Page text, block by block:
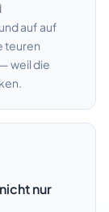
auf auf
teuren
weil die
nur